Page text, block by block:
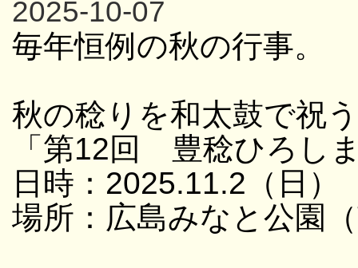
2025-10-07
毎年恒例の秋の行事。
秋の稔りを和太鼓で祝
「第12回 豊稔ひろし
日時：2025.11.2（日
場所：広島みなと公園